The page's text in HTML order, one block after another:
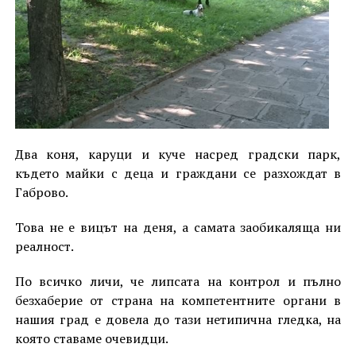
Два коня, каруци и куче насред градски парк,
където майки с деца и граждани се разхождат в
Габрово.
Това не е вицът на деня, а самата заобикаляща ни
реалност.
По всичко личи, че липсата на контрол и пълно
безхаберие от страна на компетентните органи в
нашия град е довела до тази нетипична гледка, на
която ставаме очевидци.